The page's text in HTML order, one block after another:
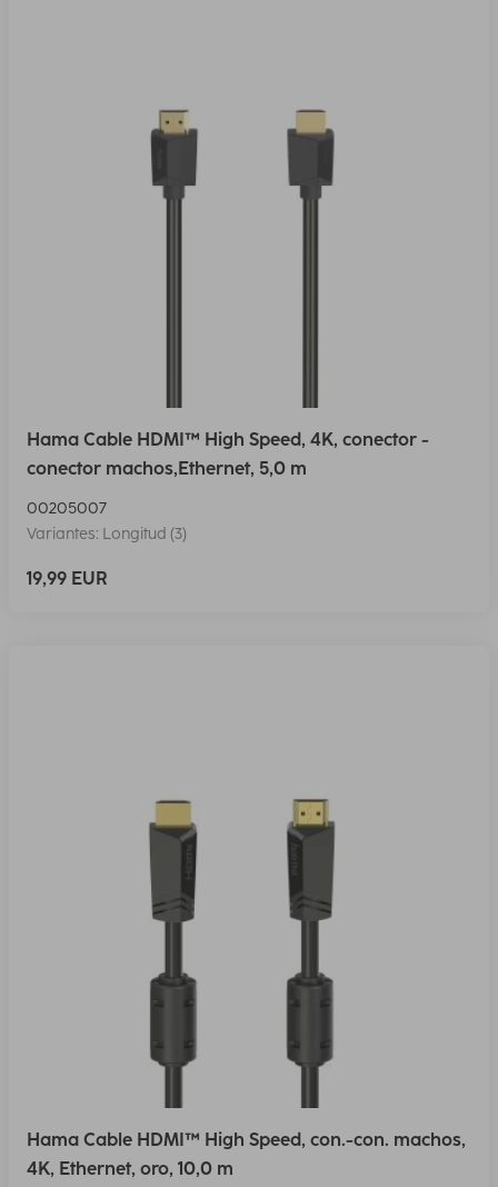
Hama Cable HDMI™ High Speed, 4K, conector -
conector machos,Ethernet, 5,0 m
00205007
Variantes: Longitud (3)
19,99 EUR
Hama Cable HDMI™ High Speed, con.-con. machos,
4K, Ethernet, oro, 10,0 m